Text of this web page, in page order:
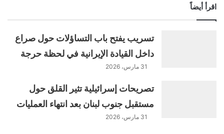
اقرأ أيضاً
تسريب يفتح باب التساؤلات حول صراع
داخل القيادة الإيرانية في لحظة حرجة
31 مارس، 2026
تصريحات إسرائيلية تثير القلق حول
مستقبل جنوب لبنان بعد انتهاء العمليات
31 مارس، 2026